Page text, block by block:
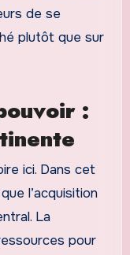
de se
plutôt que sur
:
ici. Dans cet
l’acquisition
La
pour